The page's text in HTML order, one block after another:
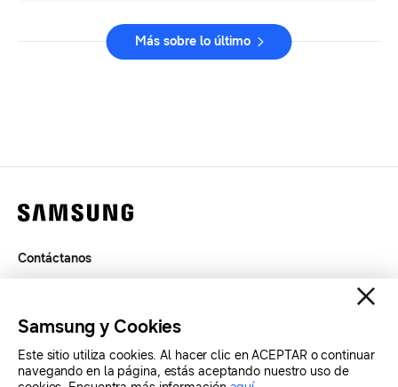
Más sobre lo último
Contáctanos
SAMSUNG.COM
Samsung y Cookies
Este sitio utiliza cookies. Al hacer clic en ACEPTAR o continuar
navegando en la página, estás aceptando nuestro uso de